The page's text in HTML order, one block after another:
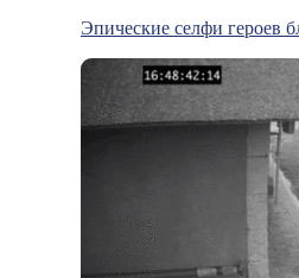
Эпические селфи героев